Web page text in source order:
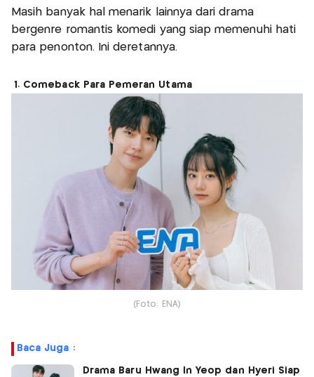
Masih banyak hal menarik lainnya dari drama
bergenre romantis komedi yang siap memenuhi hati
para penonton. Ini deretannya.
1. Comeback Para Pemeran Utama
(Foto: ENA)
Baca Juga :
Drama Baru Hwang In Yeop dan Hyeri Siap